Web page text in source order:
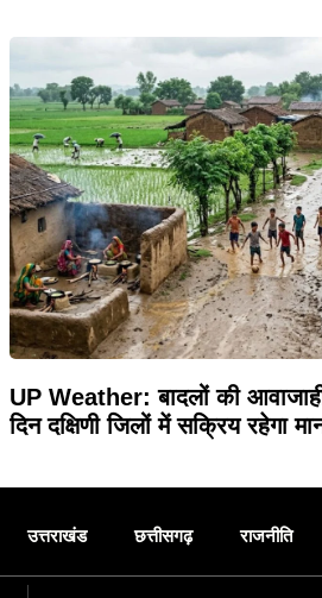
UP Weather: बादलों की
दिन दक्षिणी जिलों में सक्रिय रहेगा
उत्तराखंड छत्तीसगढ़ राजनीति